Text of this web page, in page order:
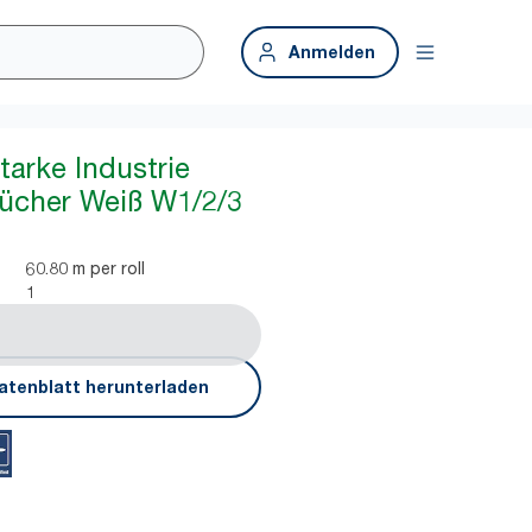
Anmelden
Industrie
Weiß W1/2/3
60.80 m per roll
1
herunterladen